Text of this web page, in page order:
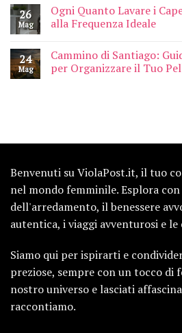
26
Mag
Ogni Quanto Lavare i
alla Frequenza Ideale
24
Mag
Cammino di Santiago:
per Organizzare il Tuo
Benvenuti su ViolaPost.it, il tuo
nel mondo femminile. Esplora
dell'arredamento, il benessere
autentica, i viaggi avventurosi e
Siamo qui per ispirarti e
preziose, sempre con un tocco di
nostro universo e lasciati
raccontiamo.